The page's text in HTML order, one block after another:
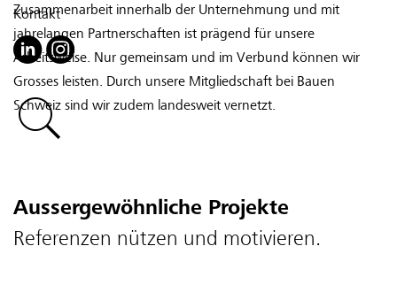
Zusammenarbeit innerhalb der Unternehmung und mit
jahrelangen Partnerschaften ist prägend für unsere
Arbeitsweise. Nur gemeinsam und im Verbund können wir
Grosses leisten. Durch unsere Mitgliedschaft bei Bauen
Schweiz sind wir zudem landesweit vernetzt.
Aussergewöhnliche Projekte
Referenzen nützen und motivieren.
Kontakt